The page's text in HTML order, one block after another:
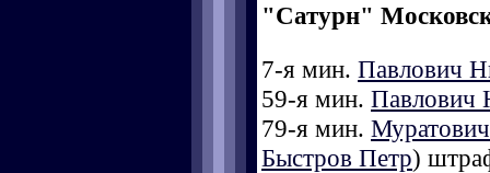
"Сатурн"
7-я мин. Павлович
59-я мин. Павлович
79-я мин.
Быстров Петр)